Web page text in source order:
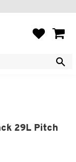
29L Pitch